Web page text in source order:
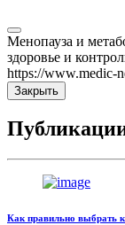
Менопауза и
здоровье и
https://www.medic-
Закрыть
Как правильно выбрать